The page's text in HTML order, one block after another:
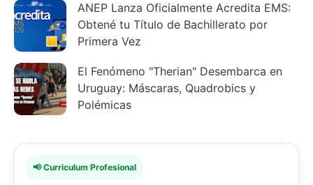
ANEP Lanza Oficialmente Acredita EMS:
Obtené tu Título de Bachillerato por
Primera Vez
El Fenómeno "Therian" Desembarca en
Uruguay: Máscaras, Quadrobics y
Polémicas
📢 Curriculum Profesional